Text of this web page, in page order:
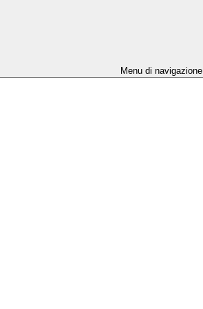
Menu di navigazione